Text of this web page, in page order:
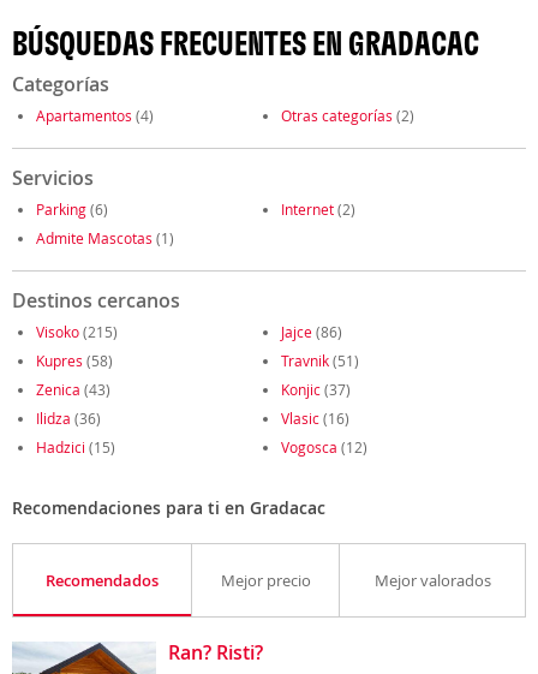
BÚSQUEDAS FRECUENTES EN GRADACAC
Categorías
Apartamentos (4) Otras categorías (2)
Servicios
Parking(6) Internet(2)
Admite Mascotas (1)
Destinos cercanos
Visoko(215) Jajce(86)
Kupres (58) Travnik(51)
Zenica (43) Konjic(37)
Ilidza (36) Vlasic(16)
Hadzici (15) Vogosca (12)
Recomendaciones para ti en Gradacac
Recomendados Mejor precio Mejor valorados
Ran? Risti?